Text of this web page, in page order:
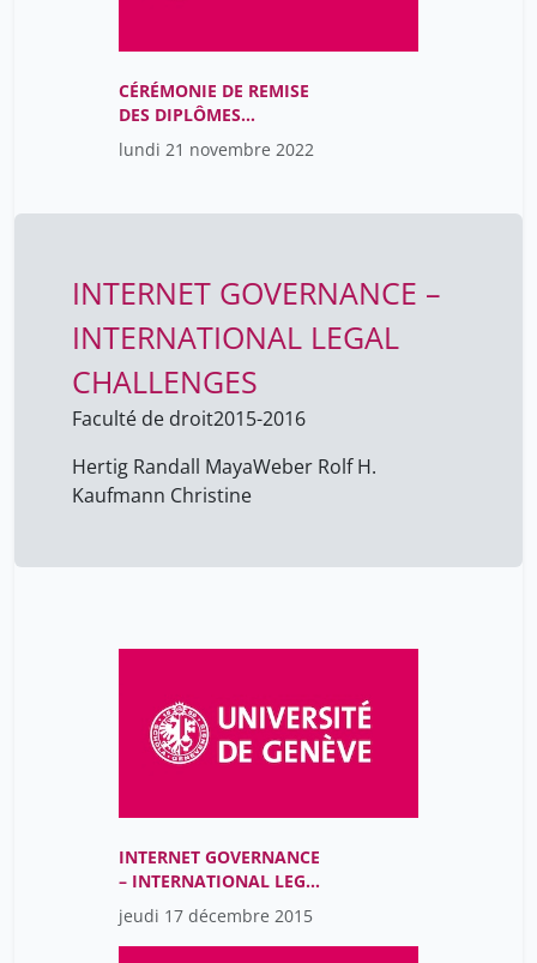
CÉRÉMONIE DE REMISE
DES DIPLÔMES
BACCALAURÉAT
UNIVERSITAIRE EN
lundi 21 novembre 2022
INTERNET GOVERNANCE –
INTERNATIONAL LEGAL
CHALLENGES
Faculté de droit2015-2016
Hertig Randall MayaWeber Rolf H.
Kaufmann Christine
INTERNET GOVERNANCE
– INTERNATIONAL LEGAL
CHALLENGES
jeudi 17 décembre 2015